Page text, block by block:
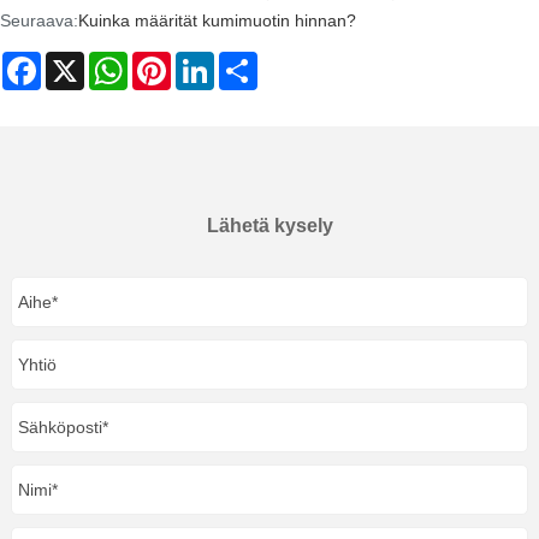
Seuraava:Kuinka määrität kumimuotin hinnan?
Facebook
X WhatsAppPinterestLinkedIn
Lähetä kysely